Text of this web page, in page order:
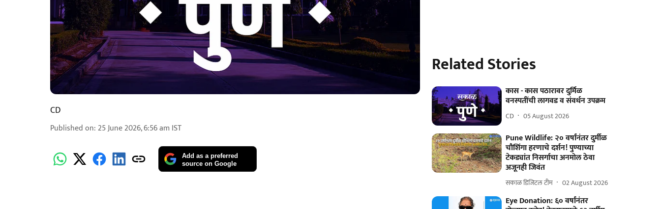
CD
Published on: 25 June 2026, 6:56 am IST
Add as a preferred
source on Google
Related Stories
कास - कास पठारावर दुर्मिळ
वनस्पतींची लागवड व संवर्धन उपक्रम
CD 05 August 2026
Pune Wildlife: २० वर्षांनंतर दुर्मीळ
चौशिंगा हरणाचे दर्शन! पुण्याच्या
टेकड्यांत निसर्गाचा अनमोल ठेवा
अजूनही जिवंत
सकाळ डिजिटल टीम 02 August 2026
Eye Donation: ६० वर्षांनंतर